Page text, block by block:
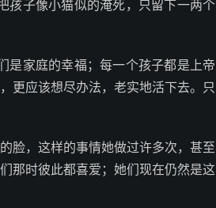
子像小猫似的淹死，只留下一两个
家庭的幸福；每一个孩子都是上帝
更应该想尽办法，老实地活下去。只
，这样的事情她做过许多次，甚至
那时彼此都喜爱；她们现在仍然是这